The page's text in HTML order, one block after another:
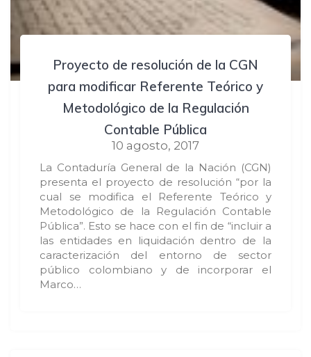
Proyecto de resolución de la CGN
para modificar Referente Teórico y
Metodológico de la Regulación
Contable Pública
10 agosto, 2017
La Contaduría General de la Nación (CGN)
presenta el proyecto de resolución “por la
cual se modifica el Referente Teórico y
Metodológico de la Regulación Contable
Pública”. Esto se hace con el fin de “incluir a
las entidades en liquidación dentro de la
caracterización del entorno de sector
público colombiano y de incorporar el
Marco…